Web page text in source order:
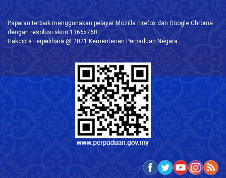
Paparan terbaik menggunakan pelayar Mozilla Firefox dan Google Chrome
dengan resolusi skrin 1366x768.
Hakcipta Terpelihara @ 2021 Kementerian Perpaduan Negara